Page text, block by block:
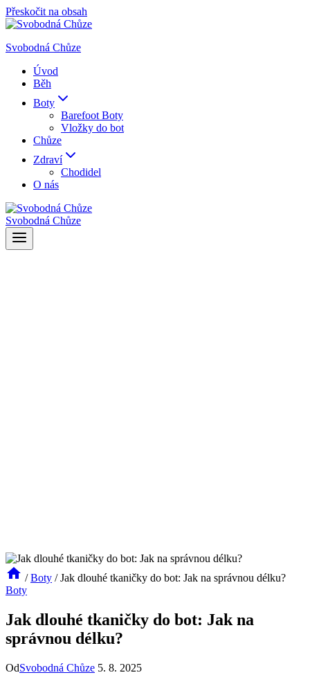
Přeskočit na obsah
Svobodná Chůze
Úvod
Běh
Boty
Barefoot Boty
Vložky do bot
Chůze
Zdraví
Chodidel
O nás
Svobodná Chůze
/ Boty / Jak dlouhé tkaničky do bot: Jak na správnou délku?
Boty
Jak dlouhé tkaničky do bot: Jak na
správnou délku?
OdSvobodná Chůze 5. 8. 2025